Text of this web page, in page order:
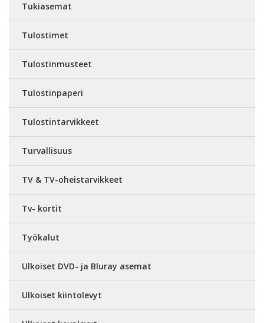
Tukiasemat
Tulostimet
Tulostinmusteet
Tulostinpaperi
Tulostintarvikkeet
Turvallisuus
TV & TV-oheistarvikkeet
Tv- kortit
Työkalut
Ulkoiset DVD- ja Bluray asemat
Ulkoiset kiintolevyt